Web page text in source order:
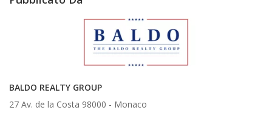
BALDO REALTY GROUP
27 Av. de la Costa 98000 - Monaco